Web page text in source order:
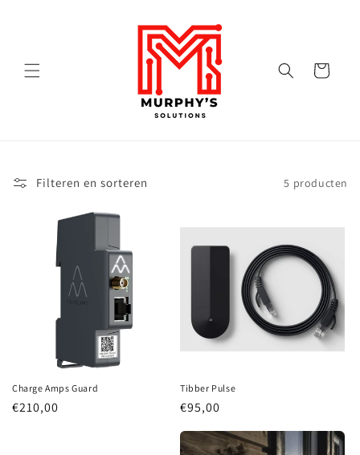
Winkelwagen
Filteren en sorteren 5 producten
Charge Amps Guard
Normale prijs
€210,00
Tibber Pulse
Normale prijs
€95,00